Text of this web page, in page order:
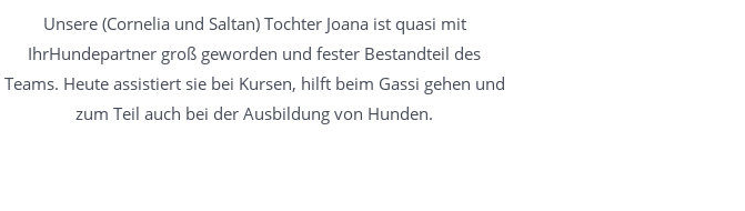
Unsere (Cornelia und Saltan) Tochter Joana ist quasi mit
IhrHundepartner groß geworden und fester Bestandteil des
Teams. Heute assistiert sie bei Kursen, hilft beim Gassi gehen und
zum Teil auch bei der Ausbildung von Hunden.